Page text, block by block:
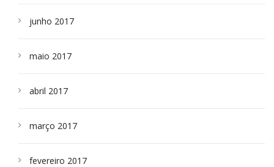
junho 2017
maio 2017
abril 2017
março 2017
fevereiro 2017